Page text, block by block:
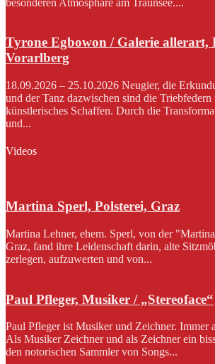
Tyrone Egbowon / Galerie allerart,
Vorarlberg
18.09.2026 – 25.10.2026 Neugier, die
und der Tanz dazwischen sind die
künstlerisches Schaffen. Durch die
und...
Videos
Martina Sperl, Polsterei, Graz
Martina Lehner, ehem. Sperl, von der
Graz, fand ihre Leidenschaft darin, alte
zerlegen, aufzuwerten und von...
Paul Pfleger, Musiker / „Stereoface“
Paul Pfleger ist Musiker und Zeichner. Immer
Als Musiker Zeichner und als Zeichner ein
den notorischen Sammler von Songs...